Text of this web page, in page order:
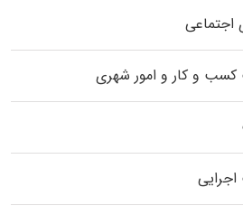
اجتماعی
کسب و کار و امور شهری